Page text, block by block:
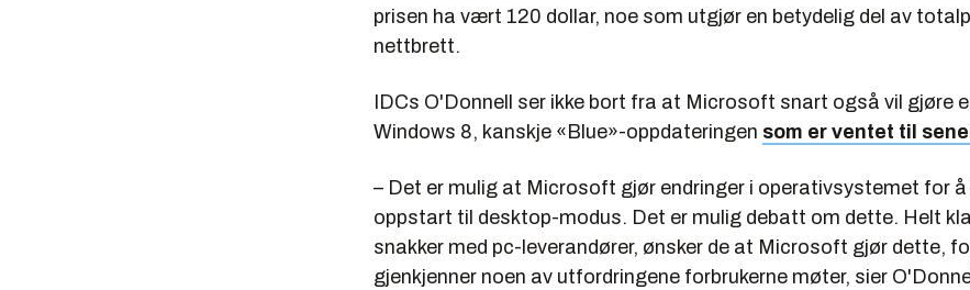
prisen ha vært 120 dollar, noe som utgjør en betydelig del av
nettbrett.
IDCs O'Donnell ser ikke bort fra at Microsoft snart også vil gjøre
Windows 8, kanskje «Blue»-oppdateringen som er ventet til
– Det er mulig at Microsoft gjør endringer i operativsystemet for
oppstart til desktop-modus. Det er mulig debatt om dette. Helt
snakker med pc-leverandører, ønsker de at Microsoft gjør dette,
gjenkjenner noen av utfordringene forbrukerne møter, sier